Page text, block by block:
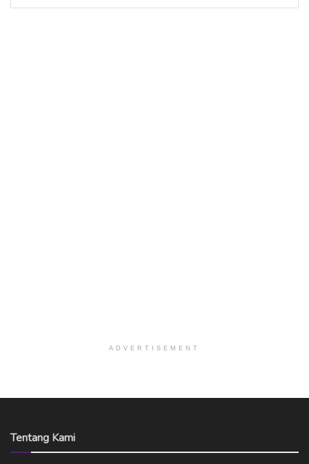
ADVERTISEMENT
Tentang Kami